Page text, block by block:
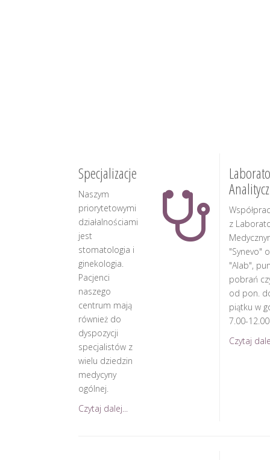
Specjalizacje
Naszym
priorytetowymi
działalnościami
jest
stomatologia i
ginekologia.
Pacjenci
naszego
centrum mają
również do
dyspozycji
specjalistów z
wielu dziedzin
medycyny
ogólnej.
Czytaj dalej...
z
"Synevo"
"Alab",
pobrań
od pon.
piątku w
7.00-
Czytaj